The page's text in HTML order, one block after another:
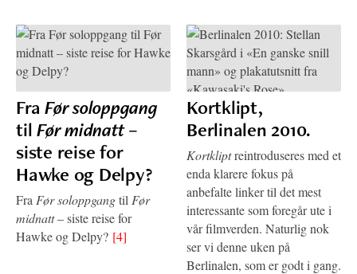
FraFør soloppgang
tilFør midnatt–
siste reise for
Hawke og Delpy?
Fra Før soloppgangtil Før
midnatt– siste reise for
Hawke og Delpy? [4]
Kortklipt,
Berlinalen 2010.
Kortkliptreintroduseres med et
enda klarere fokus på
anbefalte linker til det mest
interessante som foregår ute i
vår filmverden. Naturlig nok
ser vi denne uken på
Berlinalen, som er godt i gang.